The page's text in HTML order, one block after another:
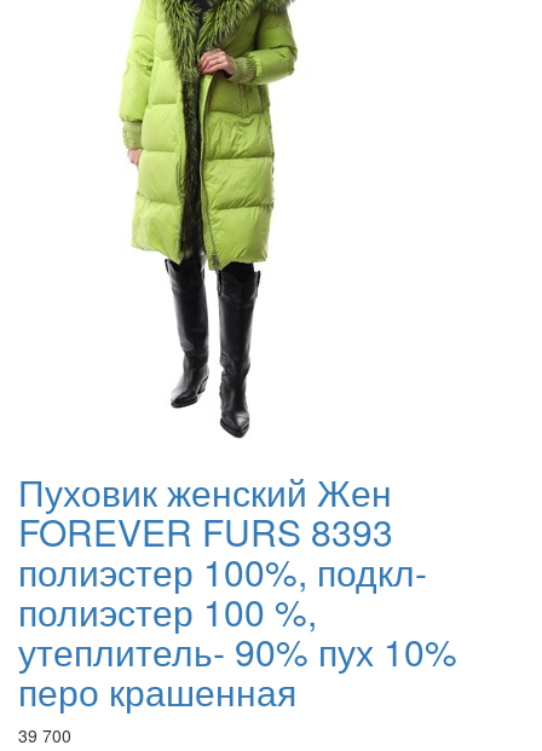
Пуховик женский Жен
FOREVER FURS 8393
полиэстер 100%, подкл-
полиэстер 100 %,
утеплитель- 90% пух 10%
перо крашенная
39 700